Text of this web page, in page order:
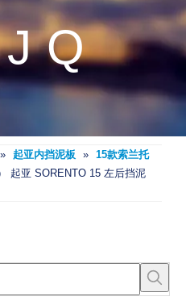
» 起亚内挡泥板 » 15款索兰托
起亚 SORENTO 15 左后挡泥